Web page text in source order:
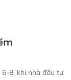
8, khi nhà đầu tư